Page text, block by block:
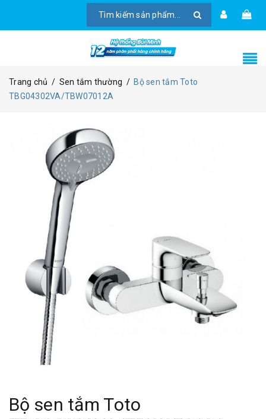
Trang chủ / Sen tắm thường / Bộ sen tắm Toto
TBG04302VA/TBW07012A
Bộ sen tắm Toto